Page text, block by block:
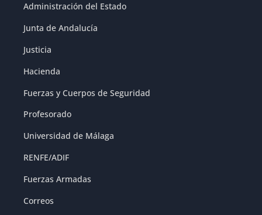
Administración del Estado
Junta de Andalucía
Justicia
Hacienda
Fuerzas y Cuerpos de Seguridad
Profesorado
Universidad de Málaga
RENFE/ADIF
Fuerzas Armadas
Correos